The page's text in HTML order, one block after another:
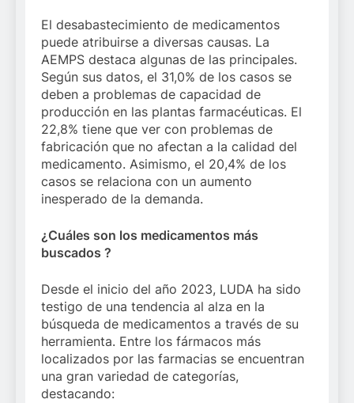
El desabastecimiento de medicamentos
puede atribuirse a diversas causas. La
AEMPS destaca algunas de las principales.
Según sus datos, el 31,0% de los casos se
deben a problemas de capacidad de
producción en las plantas farmacéuticas. El
22,8% tiene que ver con problemas de
fabricación que no afectan a la calidad del
medicamento. Asimismo, el 20,4% de los
casos se relaciona con un aumento
inesperado de la demanda.
¿Cuáles son los medicamentos más
buscados ?
Desde el inicio del año 2023, LUDA ha sido
testigo de una tendencia al alza en la
búsqueda de medicamentos a través de su
herramienta. Entre los fármacos más
localizados por las farmacias se encuentran
una gran variedad de categorías,
destacando: